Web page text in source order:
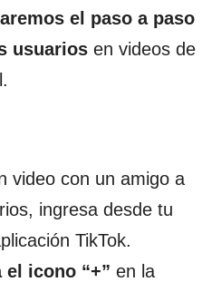
el paso a paso
usuarios en videos de
video con un amigo a
ingresa desde tu
TikTok.
el icono “+” en la